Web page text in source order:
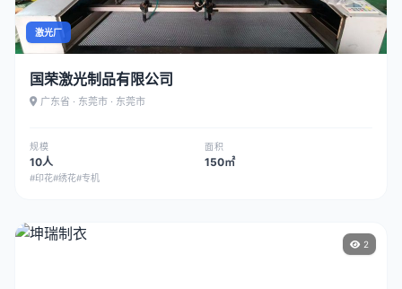
激光厂
国荣激光制品有限公司
广东省 · 东莞市 · 东莞市
规模
10人
面积
150㎡
#印花#绣花#专机
2